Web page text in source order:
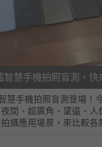
慧手機拍照盲測登場！
間、超廣角、望遠、人
攝應用場景，來比較各